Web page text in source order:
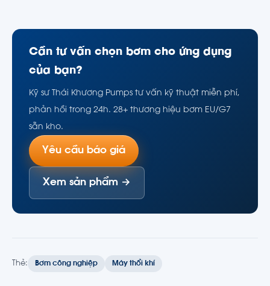
Cần tư vấn chọn bơm cho ứng dụng
của bạn?
Kỹ sư Thái Khương Pumps tư vấn kỹ thuật miễn phí,
phản hồi trong 24h. 28+ thương hiệu bơm EU/G7
sẵn kho.
Yêu cầu báo giá
Xem sản phẩm →
Thẻ: Bơm công nghiệp Máy thổi khí